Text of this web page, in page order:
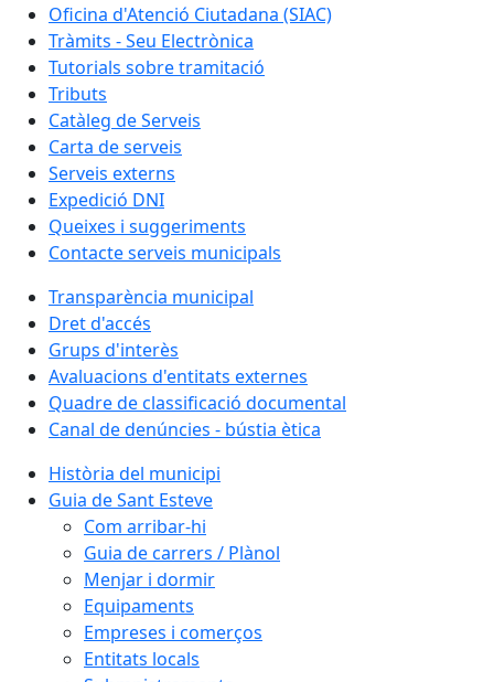
Oficina d'Atenció Ciutadana (SIAC)
Tràmits - Seu Electrònica
Tutorials sobre tramitació
Tributs
Catàleg de Serveis
Carta de serveis
Serveis externs
Expedició DNI
Queixes i suggeriments
Contacte serveis municipals
Transparència municipal
Dret d'accés
Grups d'interès
Avaluacions d'entitats externes
Quadre de classificació documental
Canal de denúncies - bústia ètica
Història del municipi
Guia de Sant Esteve
Com arribar-hi
Guia de carrers / Plànol
Menjar i dormir
Equipaments
Empreses i comerços
Entitats locals